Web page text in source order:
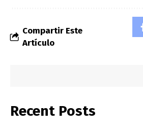
Compartir Este
Artículo
Recent Posts